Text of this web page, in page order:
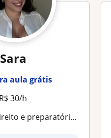
Sara
aula grátis
R$ 30/h
1ª tentativa, ex-monitora de Constitucional e mestranda em Lisboa